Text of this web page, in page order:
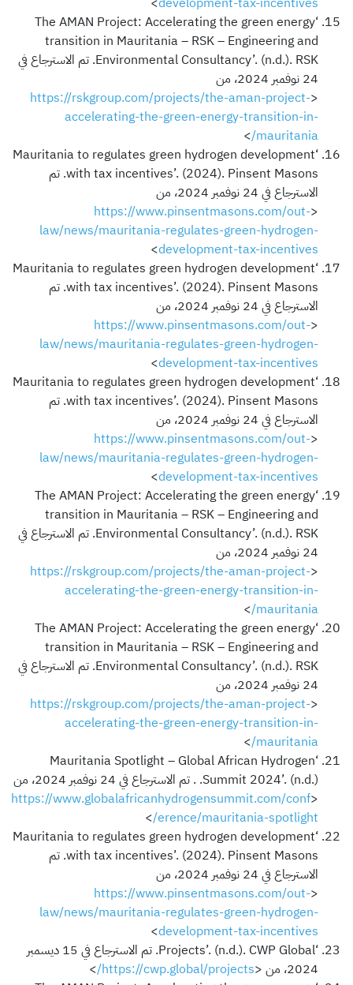
‘The AMAN Project: Accelerating the green energy
transition in Mauritania – RSK – Engineering and
Environmental Consultancy’. (n.d.). RSK. تم الاسترجاع في
24 نوفمبر 2024، من
<
https://rskgroup.com/projects/the-aman-project-
accelerating-the-green-energy-transition-in-
mauritania/
>
‘Mauritania to regulates green hydrogen development
with tax incentives’. (2024). Pinsent Masons. تم
الاسترجاع في 24 نوفمبر 2024، من
<
https://www.pinsentmasons.com/out-
law/news/mauritania-regulates-green-hydrogen-
development-tax-incentives
>
‘Mauritania to regulates green hydrogen development
with tax incentives’. (2024). Pinsent Masons. تم
الاسترجاع في 24 نوفمبر 2024، من
<
https://www.pinsentmasons.com/out-
law/news/mauritania-regulates-green-hydrogen-
development-tax-incentives
>
‘Mauritania to regulates green hydrogen development
with tax incentives’. (2024). Pinsent Masons. تم
الاسترجاع في 24 نوفمبر 2024، من
<
https://www.pinsentmasons.com/out-
law/news/mauritania-regulates-green-hydrogen-
development-tax-incentives
>
‘The AMAN Project: Accelerating the green energy
transition in Mauritania – RSK – Engineering and
Environmental Consultancy’. (n.d.). RSK. تم الاسترجاع في
24 نوفمبر 2024، من
<
https://rskgroup.com/projects/the-aman-project-
accelerating-the-green-energy-transition-in-
mauritania/
>
‘The AMAN Project: Accelerating the green energy
transition in Mauritania – RSK – Engineering and
Environmental Consultancy’. (n.d.). RSK. تم الاسترجاع في
24 نوفمبر 2024، من
<
https://rskgroup.com/projects/the-aman-project-
accelerating-the-green-energy-transition-in-
mauritania/
>
‘Mauritania Spotlight – Global African Hydrogen
Summit 2024’. (n.d.). . تم الاسترجاع في 24 نوفمبر 2024، من
<
https://www.globalafricanhydrogensummit.com/conf
erence/mauritania-spotlight/
>
‘Mauritania to regulates green hydrogen development
with tax incentives’. (2024). Pinsent Masons. تم
الاسترجاع في 24 نوفمبر 2024، من
<
https://www.pinsentmasons.com/out-
law/news/mauritania-regulates-green-hydrogen-
development-tax-incentives
>
‘Projects’. (n.d.). CWP Global. تم الاسترجاع في 15 ديسمبر
2024، من <
https://cwp.global/projects/
>